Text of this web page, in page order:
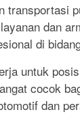
transportasi
dan
di
untuk
cocok
dan